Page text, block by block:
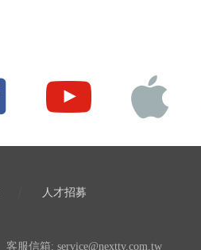
人才招募
客服信箱: service@nexttv.com.tw